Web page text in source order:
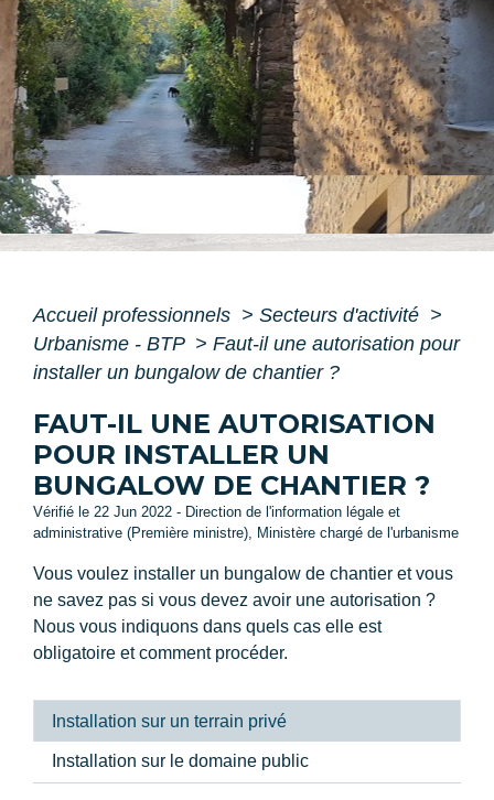
Accueil professionnels > Secteurs d'activité >
Urbanisme - BTP > Faut-il une autorisation pour
installer un bungalow de chantier ?
FAUT-IL UNE AUTORISATION
POUR INSTALLER UN
BUNGALOW DE CHANTIER ?
Vérifié le 22 Jun 2022 - Direction de l'information légale et
administrative (Première ministre), Ministère chargé de l'urbanisme
Vous voulez installer un bungalow de chantier et vous
ne savez pas si vous devez avoir une autorisation ?
Nous vous indiquons dans quels cas elle est
obligatoire et comment procéder.
Installation sur un terrain privé
Installation sur le domaine public